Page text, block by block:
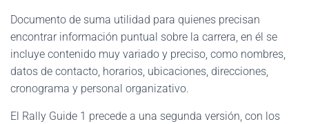
Documento de suma utilidad para quienes precisan
encontrar información puntual sobre la carrera, en él se
incluye contenido muy variado y preciso, como nombres,
datos de contacto, horarios, ubicaciones, direcciones,
cronograma y personal organizativo.
El Rally Guide 1 precede a una segunda versión, con los